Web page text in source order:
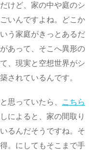
けど、家の中や庭のシ
いんですよね。どこか
う家庭がきっとあるだ
あって、そこへ異形の
、現実と空想世界がシ
されているんです。
思っていたら、
こちら
によると、家の間取り
るんだそうですね。そ
。にしてもそこまで手